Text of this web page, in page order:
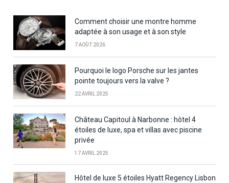
Comment choisir une montre homme
adaptée à son usage et à son style
7 AOÛT 2026
Pourquoi le logo Porsche sur les jantes
pointe toujours vers la valve ?
22 AVRIL 2025
Château Capitoul à Narbonne : hôtel 4
étoiles de luxe, spa et villas avec piscine
privée
17 AVRIL 2025
Hôtel de luxe 5 étoiles Hyatt Regency Lisbon